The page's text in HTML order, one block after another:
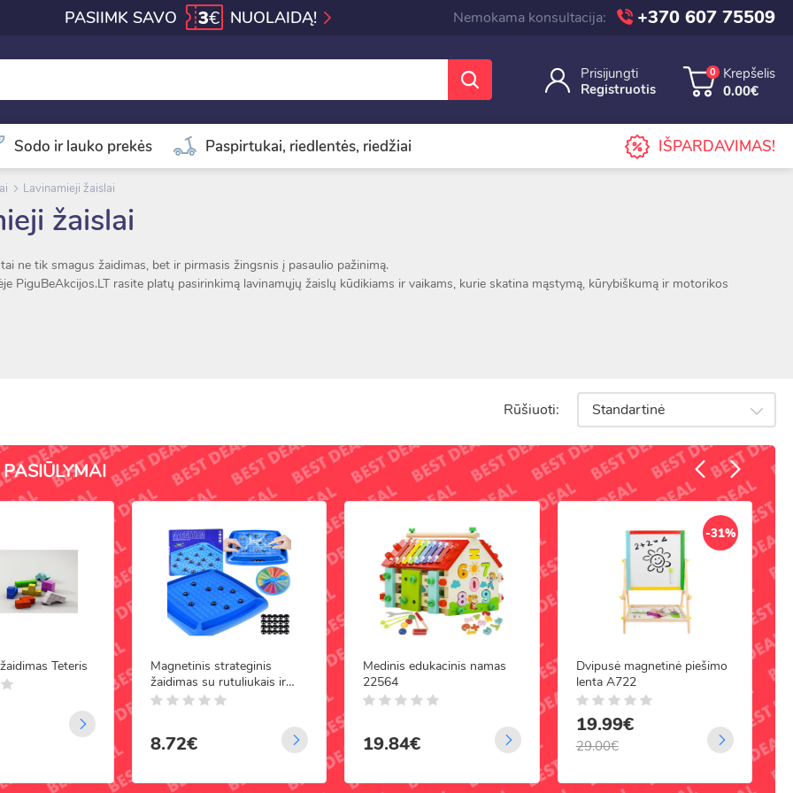
PASIIMK SAVO 3€ NUOLAIDĄ! Nemokama konsultacija: +370 607 75509
Prisijungti
Registruotis
0
Krepšelis
0.00€
Sodo ir lauko prekės Paspirtukai, riedlentės, riedžiai IŠPARDAVIMAS!
Lavinamieji žaislai
žaislai
ne tik smagus žaidimas, bet ir pirmasis žingsnis į pasaulio pažinimą.
PiguBeAkcijos.LT rasite platų pasirinkimą lavinamųjų žaislų kūdikiams ir vaikams, kurie skatina mąstymą, kūrybiškumą ir motorikos
iš saugių, sertifikuotų, be BPA ir ftalatų medžiagų, tinkami net patiems mažiausiems.
per žaidimą – rinkitės lavinamuosius žaislus internetu su greitu pristatymu ir gera kaina visoje Lietuvoje!
Rūšiuoti: Standartinė
Teteris
Magnetinis strateginis
žaidimas su rutuliukais ir
laimės ratu šeimai GR0763
8.72€
Medinis edukacinis namas
22564
19.84€
-31%
Dvipusė magnetinė piešimo
lenta A722
19.99€
29.00€